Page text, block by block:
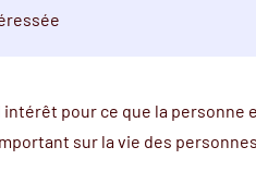
pour ce que la personne
sur la vie des